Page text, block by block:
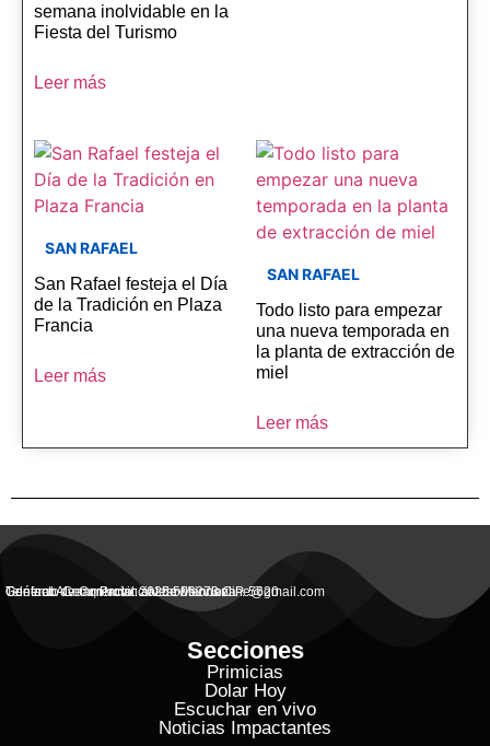
semana inolvidable en la
Fiesta del Turismo
Leer más
SAN RAFAEL
San Rafael festeja el Día
de la Tradición en Plaza
Francia
Leer más
SAN RAFAEL
Todo listo para empezar
una nueva temporada en
la planta de extracción de
miel
Leer más
General Alvear, Provincial de Mendoza
Contacto Commercial: alvearvisionanline@gmail.com
Teléfono de Contacto: 2625 506273 C.P. 5620
Secciones
Primicias
Dolar Hoy
Escuchar en vivo
Noticias Impactantes